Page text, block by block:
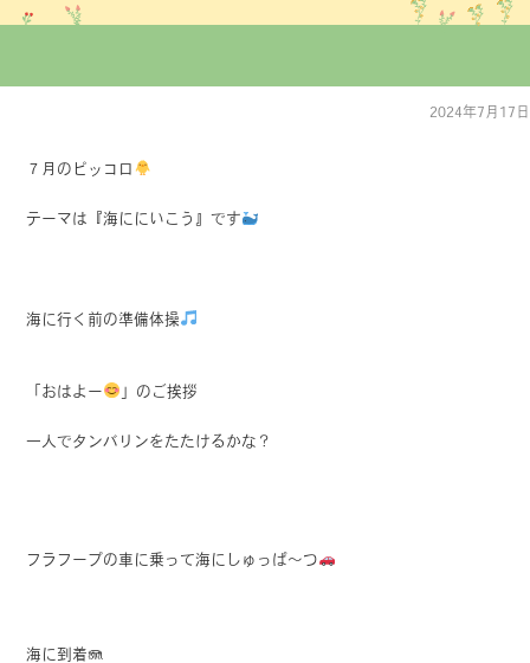
2024年7月17日
７月のピッコロ
テーマは『海ににいこう』です
海に行く前の準備体操
「おはよー 」のご挨拶
一人でタンバリンをたたけるかな？
フラフープの車に乗って海にしゅっぱ〜つ
海に到着🪼